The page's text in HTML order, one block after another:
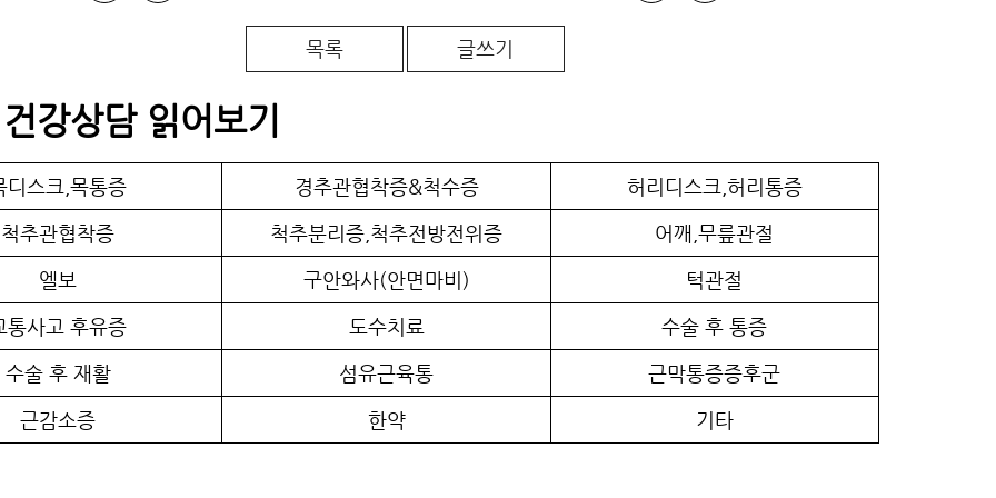
목록 글쓰기
강상담 읽어보기
디스크,목통증 경추관협착증&척수증
허리디스크,허리통증
척추관협착증
척추분리증,척추전방전위증
어깨,무릎관절
엘보
구안와사(안면마비)
턱관절
통사고 후유증
도수치료
수술 후 통증
수술 후 재활
섬유근육통
근막통증증후군
근감소증
한약 기타